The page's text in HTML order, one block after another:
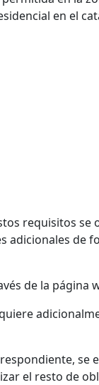
en el
requisitos se
de
de la página
se
el resto de